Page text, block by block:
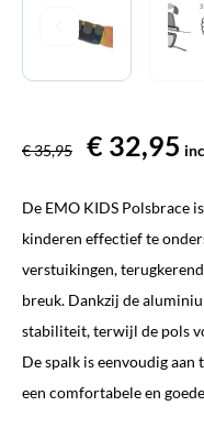
€35,95
was:
€ 35,95.
€ 32,95
is:
€
De EMO KIDS Polsbrace
kinderen effectief te
verstuikingen,
breuk. Dankzij de
stabiliteit, terwijl de pols
De spalk is eenvoudig
een comfortabele en